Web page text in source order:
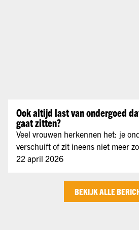
Ook altijd last van ondergoed
gaat zitten?
Veel vrouwen herkennen het: je
verschuift of zit ineens niet meer
bij slips en shorts kan dit zorgen
voorkomen met de juiste keuzes in
22 april 2026
BEKIJK ALLE